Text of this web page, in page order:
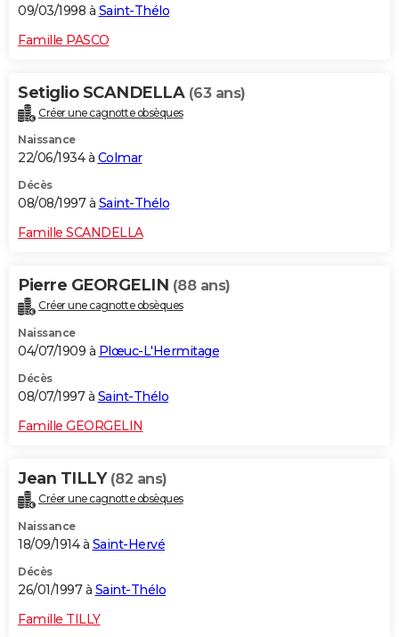
09/03/1998 à Saint-Thélo
Famille PASCO
Setiglio SCANDELLA (63 ans)
Créer une cagnotte obsèques
Naissance
22/06/1934 à Colmar
Décès
08/08/1997 à Saint-Thélo
Famille SCANDELLA
Pierre GEORGELIN (88 ans)
Créer une cagnotte obsèques
Naissance
04/07/1909 à Plœuc-L'Hermitage
Décès
08/07/1997 à Saint-Thélo
Famille GEORGELIN
Jean TILLY (82 ans)
Créer une cagnotte obsèques
Naissance
18/09/1914 à Saint-Hervé
Décès
26/01/1997 à Saint-Thélo
Famille TILLY